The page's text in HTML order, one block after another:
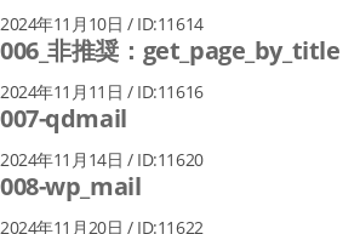
2024年11月10日 / ID:11614
006_非推奨：get_page_by_title
2024年11月11日 / ID:11616
007-qdmail
2024年11月14日 / ID:11620
008-wp_mail
2024年11月20日 / ID:11622